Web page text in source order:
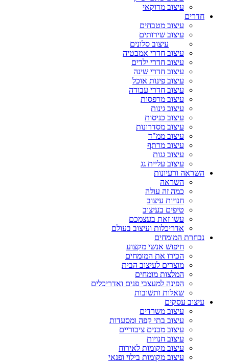
עיצוב מרוקאי
חדרים
עיצוב מטבחים
עיצוב שירותים
עיצוב סלונים
עיצוב חדרי אמבטיה
עיצוב חדרי ילדים
עיצוב חדרי שינה
עיצוב פינות אוכל
עיצוב חדרי עבודה
עיצוב מרפסות
עיצוב גינות
עיצוב כניסות
עיצוב מסדרונות
עיצוב ממ"ד
עיצוב מרתף
עיצוב גגות
עיצוב עליית גג
השראה ורעיונות
השראה
כמה זה עולה
חנויות עיצוב
טיפים בעיצוב
עשו זאת בעצמכם
אדריכלות ועיצוב בעולם
נבחרת המומחים
חיפוש אנשי מקצוע
הכירו את המומחים
מוצרים לעיצוב הבית
המלצות מומחים
הפינה למעצבי פנים ואדריכלים
שאלות ותשובות
עיצוב עסקים
עיצוב משרדים
עיצוב בתי קפה ומסעדות
עיצוב מבנים ציבוריים
עיצוב חנויות
עיצוב מקומות לאירוח
עיצוב מקומות בילוי ופנאי